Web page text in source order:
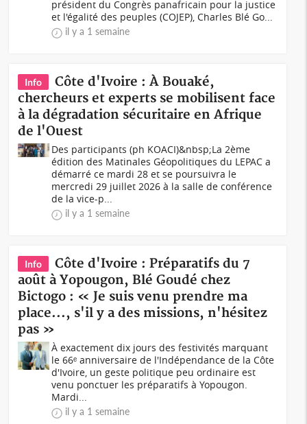
président du Congrès panafricain pour la justice
et l'égalité des peuples (COJEP), Charles Blé Go...
il y a 1 semaine
Info
Côte d'Ivoire : À Bouaké,
chercheurs et experts se mobilisent face
à la dégradation sécuritaire en Afrique
de l'Ouest
Des participants (ph KOACI)&nbsp;La 2ème
édition des Matinales Géopolitiques du LEPAC a
démarré ce mardi 28 et se poursuivra le
mercredi 29 juillet 2026 à la salle de conférence
de la vice-p...
il y a 1 semaine
Info
Côte d'Ivoire : Préparatifs du 7
août à Yopougon, Blé Goudé chez
Bictogo : « Je suis venu prendre ma
place..., s'il y a des missions, n'hésitez
pas »
À exactement dix jours des festivités marquant
le 66ᵉ anniversaire de l'Indépendance de la Côte
d'Ivoire, un geste politique peu ordinaire est
venu ponctuer les préparatifs à Yopougon.
Mardi...
il y a 1 semaine